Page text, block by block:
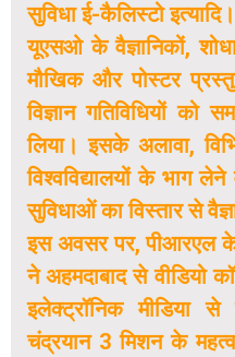
सुविधा ई-कैलिस्टो इत्यादि।
यूएसओ के वैज्ञानिकों,
मौखिक और पोस्टर
विज्ञान गतिविधियों
लिया। इसके अलावा,
विश्वविद्यालयों के भाग
सुविधाओं का विस्तार से
इस अवसर पर, पीआरएल के
ने अहमदाबाद से वीडियो
इलेक्ट्रॉनिक मीडिया
चंद्रयान 3 मिशन के